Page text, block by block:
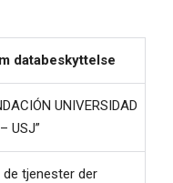
databeskyttelse
UNIVERSIDAD
USJ”
de tjenester der